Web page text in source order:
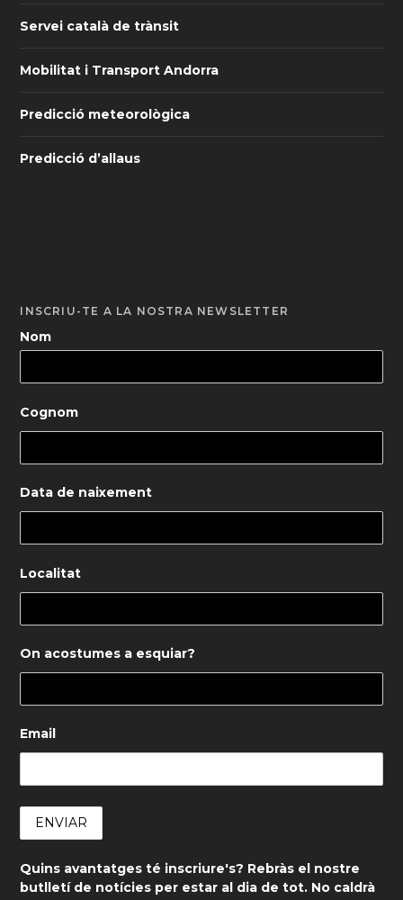
Servei català de trànsit
Mobilitat i Transport Andorra
Predicció meteorològica
Predicció d’allaus
INSCRIU-TE A LA NOSTRA NEWSLETTER
Nom
Cognom
Data de naixement
Localitat
On acostumes a esquiar?
Email
Quins avantatges té inscriure's? Rebràs el nostre
butlletí de notícies per estar al dia de tot. No caldrà